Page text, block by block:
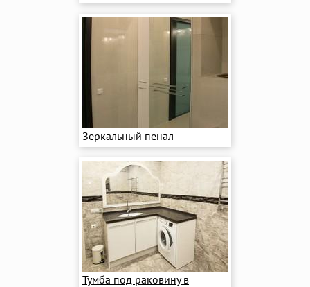
Зеркальный пенал
Тумба под раковину в